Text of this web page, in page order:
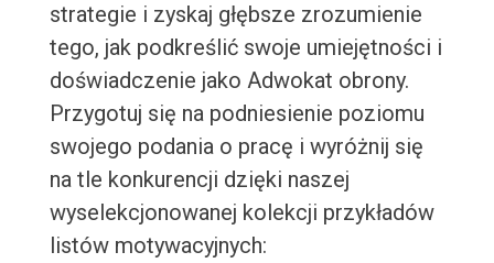
strategie i zyskaj głębsze zrozumienie
tego, jak podkreślić swoje umiejętności i
doświadczenie jako Adwokat obrony.
Przygotuj się na podniesienie poziomu
swojego podania o pracę i wyróżnij się
na tle konkurencji dzięki naszej
wyselekcjonowanej kolekcji przykładów
listów motywacyjnych: